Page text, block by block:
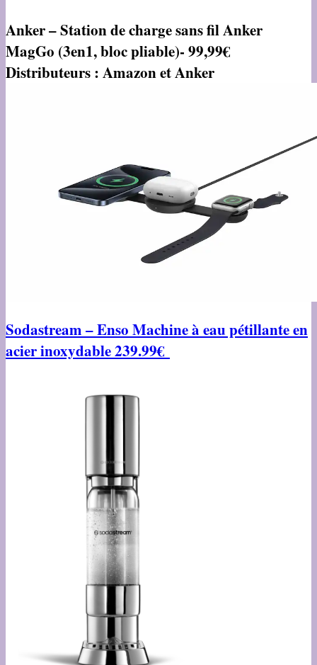
Anker – Station de charge sans fil Anker
MagGo (3­en­1, bloc pliable)- 99,99€
Distributeurs : Amazon et Anker
Sodastream – Enso Machine à eau pétillante en
acier inoxydable 239.99€